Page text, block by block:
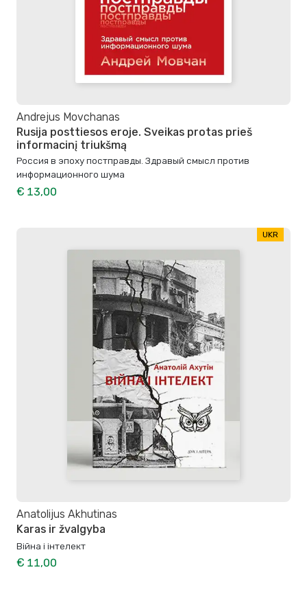
Andrejus Movchanas
Rusija posttiesos eroje. Sveikas protas prieš
informacinį triukšmą
Россия в эпоху постправды. Здравый смысл против
информационного шума
€ 13,00
UKR
Anatolijus Akhutinas
Karas ir žvalgyba
Війна і інтелект
€ 11,00